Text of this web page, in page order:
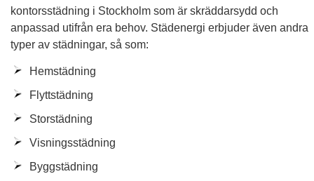
kontorsstädning i Stockholm som är skräddarsydd och
anpassad utifrån era behov. Städenergi erbjuder även andra
typer av städningar, så som:
Hemstädning
Flyttstädning
Storstädning
Visningsstädning
Byggstädning